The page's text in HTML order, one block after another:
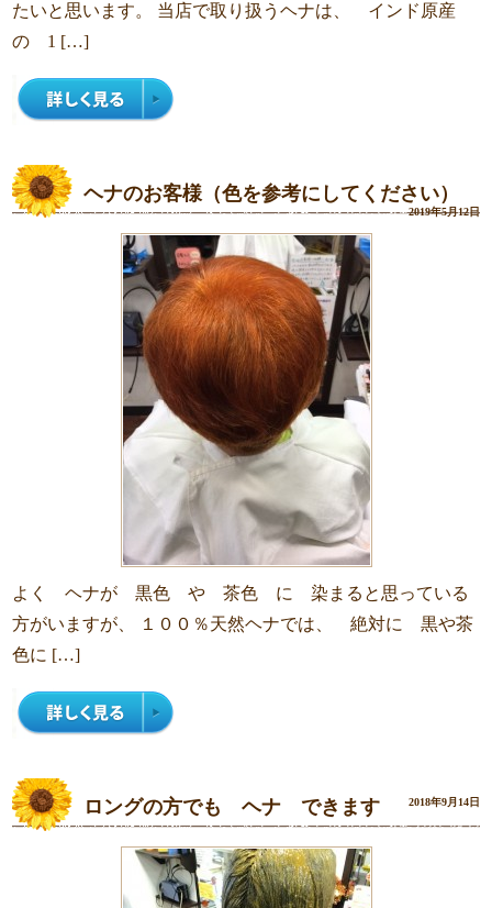
たいと思います。 当店で取り扱うヘナは、 インド原産
の 1 […]
ヘナのお客様（色を参考にしてください）
2019年5月12日
よく ヘナが 黒色 や 茶色 に 染まると思っている
方がいますが、 １００％天然ヘナでは、 絶対に 黒や茶
色に […]
ロングの方でも ヘナ できます 2018年9月14日